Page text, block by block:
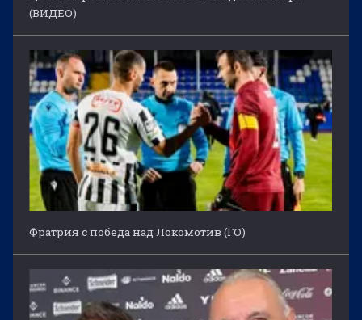
(ВИДЕО)
Фратрия с победа над Локомотив (ГО)